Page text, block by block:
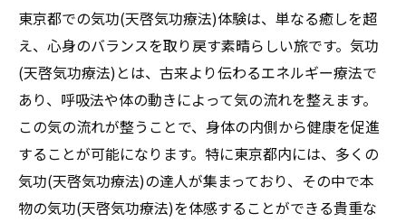
東京都での気功(天啓気功療法)体験は、単なる癒しを超
え、心身のバランスを取り戻す素晴らしい旅です。気功
(天啓気功療法)とは、古来より伝わるエネルギー療法で
あり、呼吸法や体の動きによって気の流れを整えます。
この気の流れが整うことで、身体の内側から健康を促進
することが可能になります。特に東京都内には、多くの
気功(天啓気功療法)の達人が集まっており、その中で本
物の気功(天啓気功療法)を体感することができる貴重な